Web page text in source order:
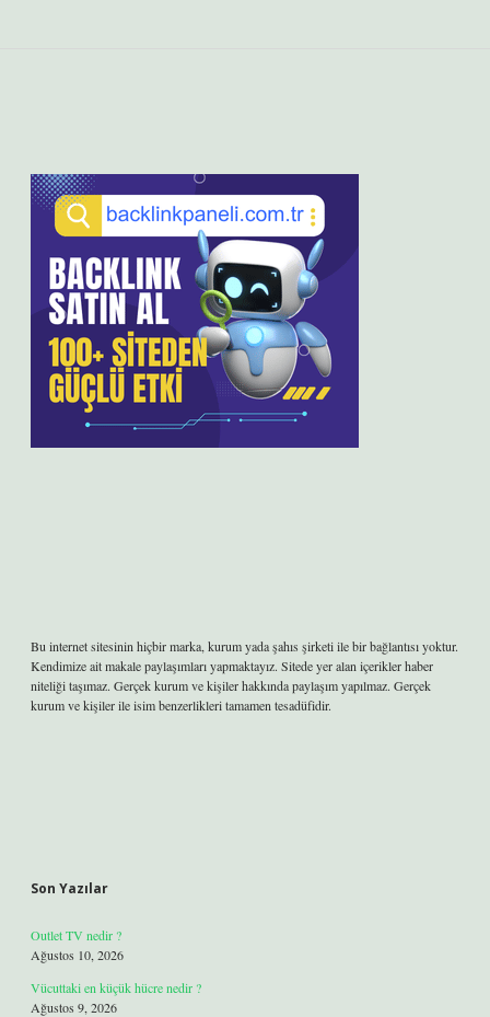
Bu internet sitesinin hiçbir marka, kurum yada şahıs şirketi ile bir bağlantısı yoktur.
Kendimize ait makale paylaşımları yapmaktayız. Sitede yer alan içerikler haber
niteliği taşımaz. Gerçek kurum ve kişiler hakkında paylaşım yapılmaz. Gerçek
kurum ve kişiler ile isim benzerlikleri tamamen tesadüfidir.
Son Yazılar
Outlet TV nedir ?
Ağustos 10, 2026
Vücuttaki en küçük hücre nedir ?
Ağustos 9, 2026